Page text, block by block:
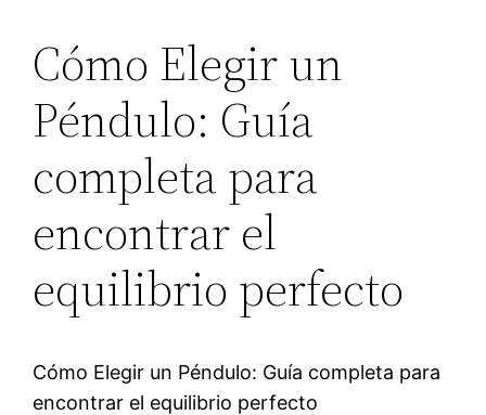
Cómo Elegir un
Péndulo: Guía
completa para
encontrar el
equilibrio perfecto
Cómo Elegir un Péndulo: Guía completa para
encontrar el equilibrio perfecto